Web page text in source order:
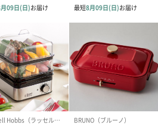
写真付きメッセージカ
ード（Thank you）ピ
ンク（680円）
【誕生日】
Birthday ホワ
刷なし）（